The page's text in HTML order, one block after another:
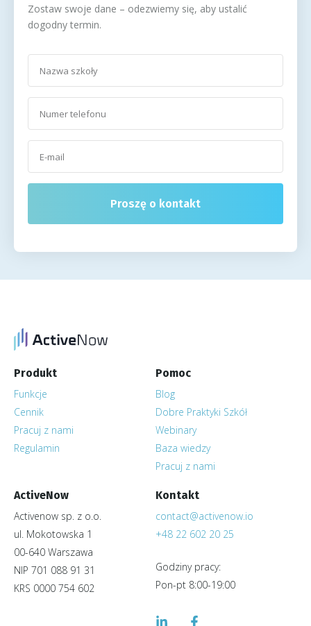
Zostaw swoje dane – odezwiemy się, aby ustalić
dogodny termin.
Proszę o kontakt
Produkt
Funkcje
Cennik
Pracuj z nami
Regulamin
Pomoc
Blog
Dobre Praktyki Szkół
Webinary
Baza wiedzy
Pracuj z nami
ActiveNow
Activenow sp. z o.o.
ul. Mokotowska 1
00-640 Warszawa
NIP 701 088 91 31
KRS 0000 754 602
Kontakt
contact@activenow.io
+48 22 602 20 25
Godziny pracy:
Pon-pt 8:00-19:00